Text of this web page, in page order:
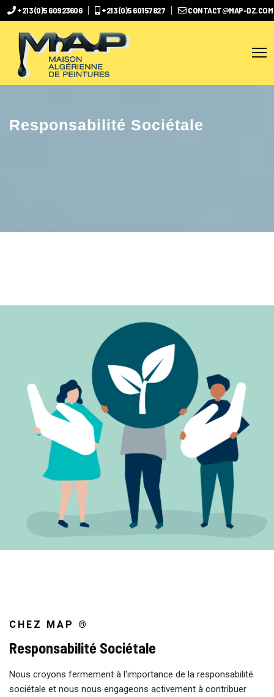
+213 (0)5 60923606 +213 (0)5 60157827 CONTACT@MAP-DZ.COM
Responsabilité Sociétale
CHEZ MAP ®
Responsabilité Sociétale
Nous croyons fermement à l'importance de la responsabilité
sociétale et nous nous engageons activement à contribuer